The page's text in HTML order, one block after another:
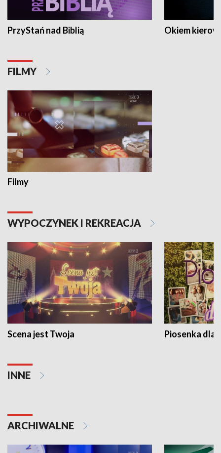
PrzyStań nad Biblią Okiem
FILMY
Filmy
WYPOCZYNEK I REKREACJA
Scena jest Twoja Piosenka dla
INNE
ARCHIWALNE